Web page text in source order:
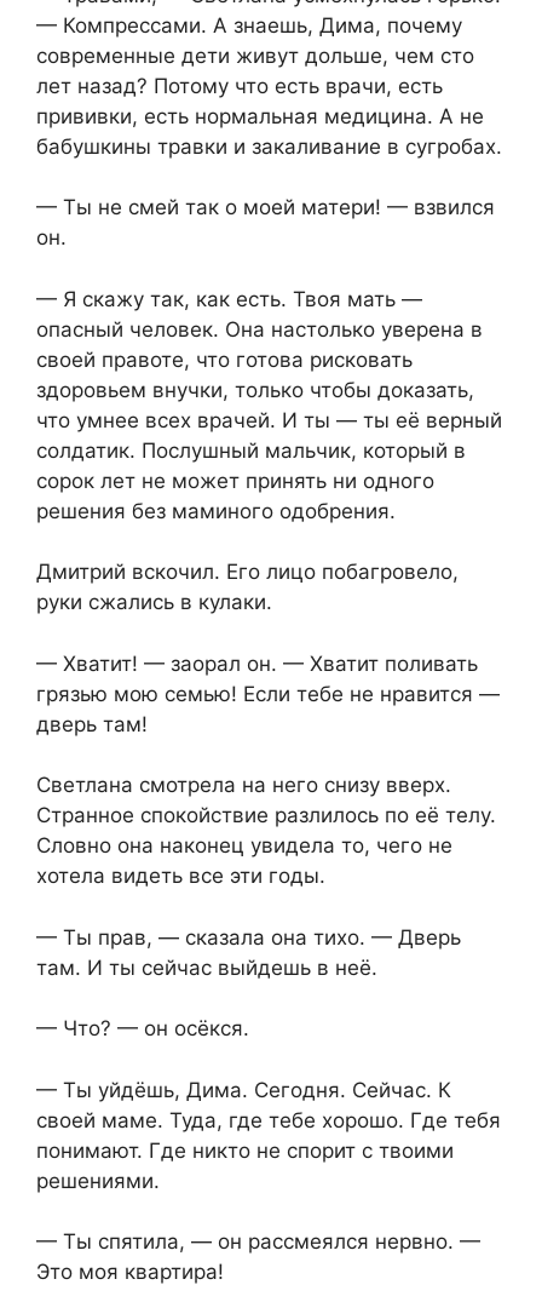
— Компрессами. А знаешь, Дима, почему
современные дети живут дольше, чем сто
лет назад? Потому что есть врачи, есть
прививки, есть нормальная медицина. А не
бабушкины травки и закаливание в сугробах.
— Ты не смей так о моей матери! — взвился
он.
— Я скажу так, как есть. Твоя мать —
опасный человек. Она настолько уверена в
своей правоте, что готова рисковать
здоровьем внучки, только чтобы доказать,
что умнее всех врачей. И ты — ты её верный
солдатик. Послушный мальчик, который в
сорок лет не может принять ни одного
решения без маминого одобрения.
Дмитрий вскочил. Его лицо побагровело,
руки сжались в кулаки.
— Хватит! — заорал он. — Хватит поливать
грязью мою семью! Если тебе не нравится —
дверь там!
Светлана смотрела на него снизу вверх.
Странное спокойствие разлилось по её телу.
Словно она наконец увидела то, чего не
хотела видеть все эти годы.
— Ты прав, — сказала она тихо. — Дверь
там. И ты сейчас выйдешь в неё.
— Что? — он осёкся.
— Ты уйдёшь, Дима. Сегодня. Сейчас. К
своей маме. Туда, где тебе хорошо. Где тебя
понимают. Где никто не спорит с твоими
решениями.
— Ты спятила, — он рассмеялся нервно. —
Это моя квартира!